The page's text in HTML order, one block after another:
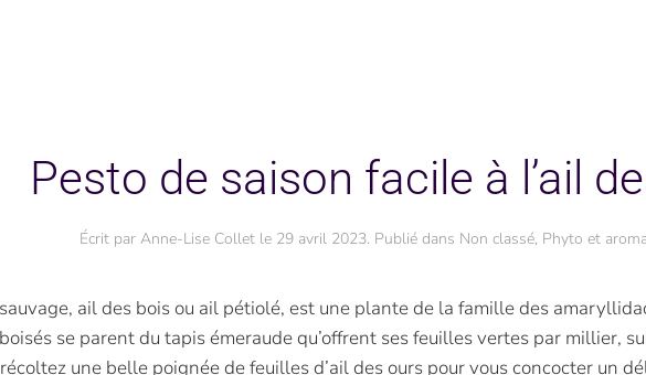
Pesto de saison facile à l’ail
Écrit par Anne-Lise Collet le 29 avril 2023. Publié dans Non classé, Phyto et aroma
ail des bois ou ail pétiolé, est une plante de la famille des
se parent du tapis émeraude qu’offrent ses feuilles vertes par millier,
une belle poignée de feuilles d’ail des ours pour vous concocter un